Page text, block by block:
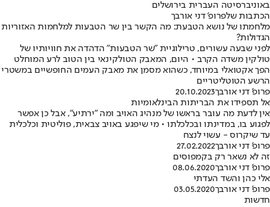
באוניברסיטה העברית בירושלים
הכתבות שלפרופ' דני אורבך
מלחמתו של נושא הטבעת: מה הקשר בין שר הטבעות למלחמות האזוריות
הגדולות?
לפני שבעה עשורים, טרילוגיית "שר הטבעות" הדהדה את חוויותיו של
טולקין משדה הקרב • היום, המאבק הטולקינאי בין הטוב לרע המוחלט
הפך אקטואלי במיוחד, כשהוא מסמן את מאבק העמים החופשיים במשטרי
הרשע הטוטליטריים
פרופ' דני אורבך20.10.2023
אל תספידו את הבריתות הבינלאומיות
אין לדעת מה עובר בראשו של מנהיג האויב ומה "ירתיע", אבל כן אפשר
לפגוע בו, במדינתו ובכלכלתו • מי שיפגע באויב צבאית, פוליטית וכלכלית
עד שיקרוס - עשוי לנצח
פרופ' דני אורבך27.02.2022
זה לא נשאר רק בקמפוסים
פרופ' דני אורבך08.06.2020
אלי כהן והשד העדתי
פרופ' דני אורבך03.05.2020
חדשות